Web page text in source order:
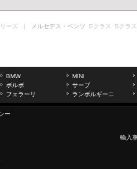
ーズ ｜ メルセデス・ベンツ Eクラス Sクラス
BMW
MINI
ボルボ
サーブ
フェラーリ ランボルギーニ
ー
輸入